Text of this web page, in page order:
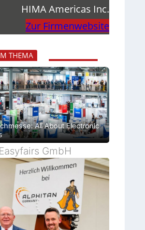
HIMA Americas Inc.
Zur Firmenwebsite
THEMA
All About Electronic
GmbH